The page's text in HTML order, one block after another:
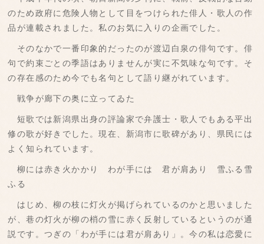
のため政府に危険人物として目をつけられた俳人・歌人の作
品が連載されました。私のお気に入りの企画でした。
そのなかで一番印象的だったのが渡辺白泉の俳句です。俳
句で約束ごとの季語はありませんが実に不気味な句です。そ
の存在感のため今でも名句として語り継がれています。
戦争が廊下の奥に立ってゐた
短歌では新潟県出身の評論家で弁護士・歌人でもある平出
修の歌が好きでした。現在、新潟市に歌碑があり、県民には
よく知られています。
柳には赤き火かかり わが手には 君が肩あり 雪ふる雪
ふる
はじめ、柳の枝に灯火が掲げられているのかと思いました
が、巷の灯火が柳の梢の雪に赤く反射しているというのが通
説です。つぎの「わが手には君が肩あり」。今の私は恋愛に